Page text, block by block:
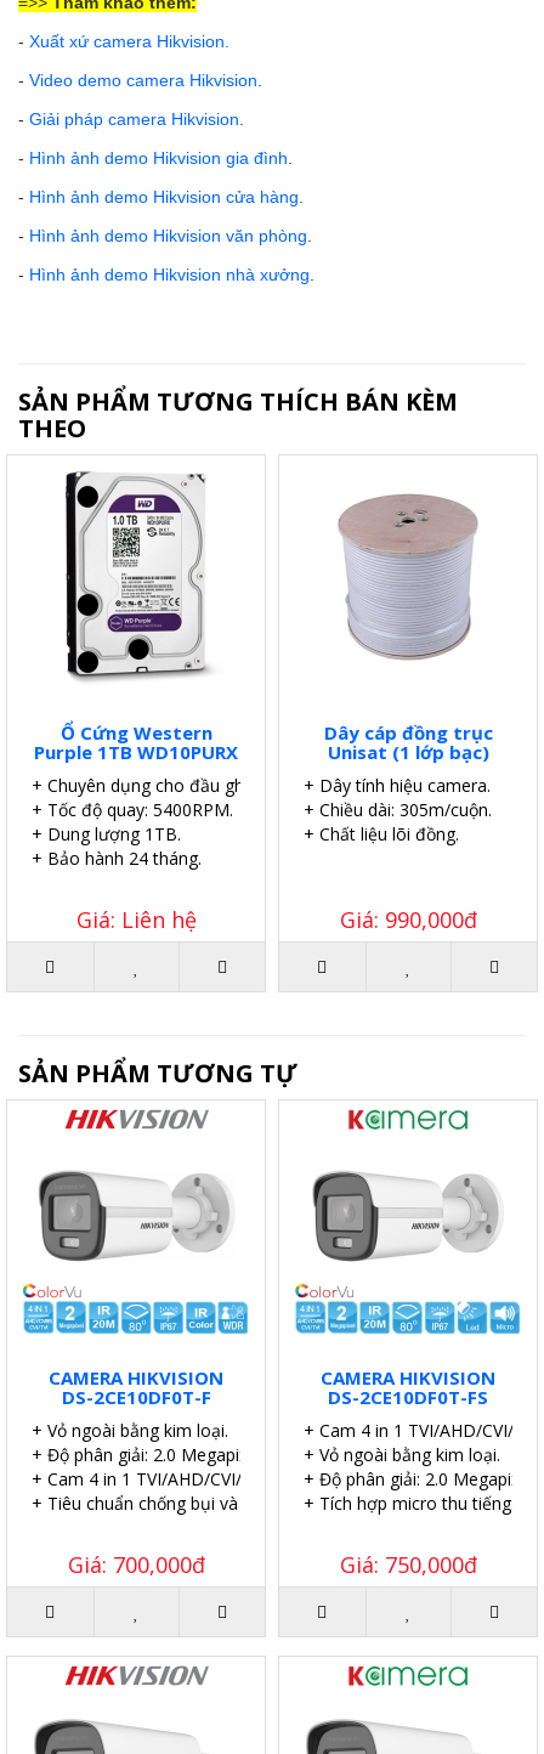
- Xuất xứ camera Hikvision
- Video demo camera Hikvision
- Giải pháp camera Hikvision
- Hình ảnh demo Hikvision gia đình
- Hình ảnh demo Hikvision cửa hàng
- Hình ảnh demo Hikvision văn phòng
- Hình ảnh demo Hikvision nhà xưởng
SẢN PHẨM TƯƠNG THÍCH BÁN KÈM
THEO
Ổ Cứng Western
Purple 1TB WD10PURX
+ Chuyên dụng cho đầu ghi.
+ Tốc độ quay: 5400RPM.
+ Dung lượng 1TB.
+ Bảo hành 24 tháng.
Giá: Liên hệ
Dây cáp đồng trục
Unisat (1 lớp bạc)
+ Dây tính hiệu camera.
+ Chiều dài: 305m/cuộn.
+ Chất liệu lõi đồng.
Giá: 990,000đ
SẢN PHẨM TƯƠNG TỰ
CAMERA HIKVISION
DS-2CE10DF0T-F
+ Vỏ ngoài bằng kim loại.
+ Độ phân giải: 2.0 Megapixel.
+ Cam 4 in 1 TVI/AHD/CVI/CVBS.
+ Tiêu chuẩn chống bụi và nước: IP67.
Giá: 700,000đ
CAMERA HIKVISION
DS-2CE10DF0T-FS
+ Cam 4 in 1 TVI/AHD/CVI/
+ Vỏ ngoài bằng kim loại.
+ Độ phân giải: 2.0 Megapixel.
+ Tích hợp micro thu tiếng.
Giá: 750,000đ